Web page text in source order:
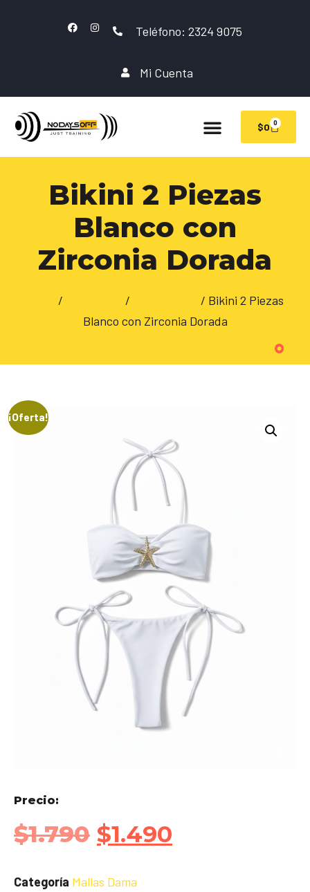
Teléfono: 2324 9075
Mi Cuenta
$0 0
Bikini 2 Piezas
Blanco con
Zirconia Dorada
/ /
/ Bikini 2 Piezas
Blanco con Zirconia Dorada
¡Oferta!
Precio:
$1.790 $1.490
Categoría Mallas Dama